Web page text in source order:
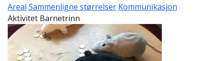
Areal Sammenligne størrelser Kommunikasjon
Aktivitet Barnetrinn